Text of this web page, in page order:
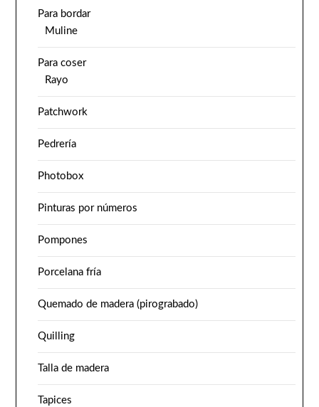
Para bordar
Muline
Para coser
Rayo
Patchwork
Pedrería
Photobox
Pinturas por números
Pompones
Porcelana fría
Quemado de madera (pirograbado)
Quilling
Talla de madera
Tapices